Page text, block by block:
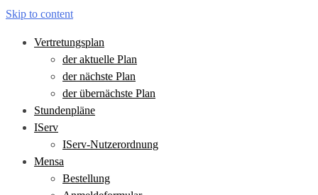
Skip to content
Vertretungsplan
der aktuelle Plan
der nächste Plan
der übernächste Plan
Stundenpläne
IServ
IServ-Nutzerordnung
Mensa
Bestellung